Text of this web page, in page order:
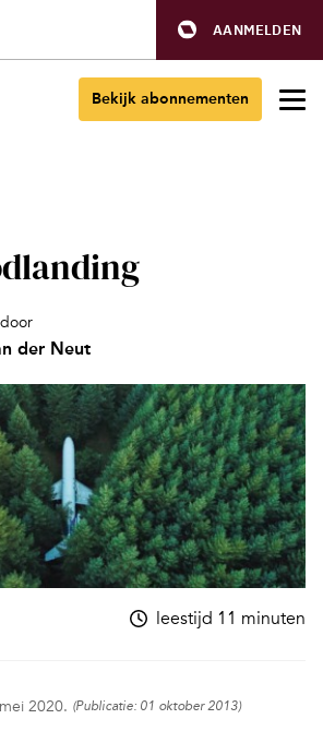
AANMELDEN
Bekijk abonnementen
der Neut
leestijd 11 minuten
2020. (Publicatie: 01 oktober 2013)